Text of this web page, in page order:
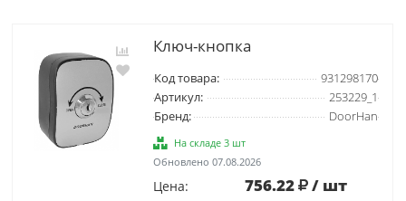
Ключ-кнопка
Код товара:
931298170
Артикул:
253229_1
Бренд:
DoorHan
На складе 3 шт
Обновлено 07.08.2026
Цена: 756.22 / шт